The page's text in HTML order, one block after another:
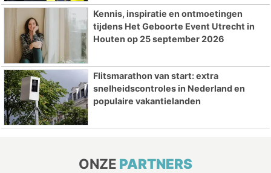
Kennis, inspiratie en ontmoetingen
tijdens Het Geboorte Event Utrecht in
Houten op 25 september 2026
Flitsmarathon van start: extra
snelheidscontroles in Nederland en
populaire vakantielanden
ONZE PARTNERS